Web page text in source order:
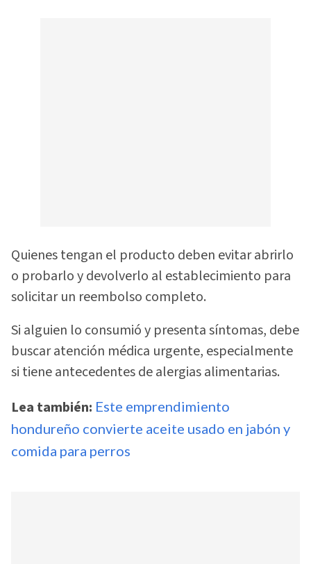
Quienes tengan el producto deben evitar abrirlo
o probarlo y devolverlo al establecimiento para
solicitar un reembolso completo.
Si alguien lo consumió y presenta síntomas, debe
buscar atención médica urgente, especialmente
si tiene antecedentes de alergias alimentarias.
Lea también: Este emprendimiento
hondureño convierte aceite usado en jabón y
comida para perros